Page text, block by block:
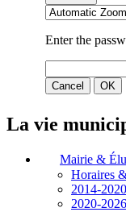
La vie
Mairie &
Horaires
2014-2020
2020-2026